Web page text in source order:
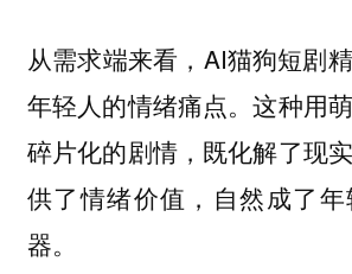
从需求端来看，AI猫狗短剧
年轻人的情绪痛点。这种用
碎片化的剧情，既化解了现
供了情绪价值，自然成了
器。